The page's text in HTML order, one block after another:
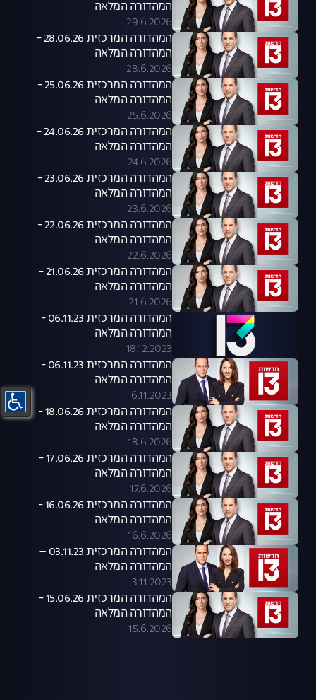
המהדורה המלאה
29.6.2026
המהדורה המרכזית 28.06.26 -
המהדורה המלאה
28.6.2026
המהדורה המרכזית 25.06.26 -
המהדורה המלאה
25.6.2026
המהדורה המרכזית 24.06.26 -
המהדורה המלאה
24.6.2026
המהדורה המרכזית 23.06.26 -
המהדורה המלאה
23.6.2026
המהדורה המרכזית 22.06.26 -
המהדורה המלאה
22.6.2026
המהדורה המרכזית 21.06.26 -
המהדורה המלאה
21.6.2026
המהדורה המרכזית 06.11.23 -
המהדורה המלאה
18.12.2023
המהדורה המרכזית 06.11.23 -
המהדורה המלאה
6.11.2023
המהדורה המרכזית 18.06.26 -
המהדורה המלאה
18.6.2026
המהדורה המרכזית 17.06.26 -
המהדורה המלאה
17.6.2026
המהדורה המרכזית 16.06.26 -
המהדורה המלאה
16.6.2026
המהדורה המרכזית 03.11.23 –
המהדורה המלאה
3.11.2023
המהדורה המרכזית 15.06.26 -
המהדורה המלאה
15.6.2026